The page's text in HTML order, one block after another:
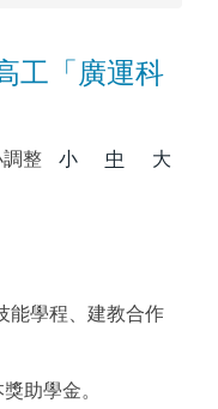
工「廣運科
整 小 中
大
能學程、建教合作
助學金。